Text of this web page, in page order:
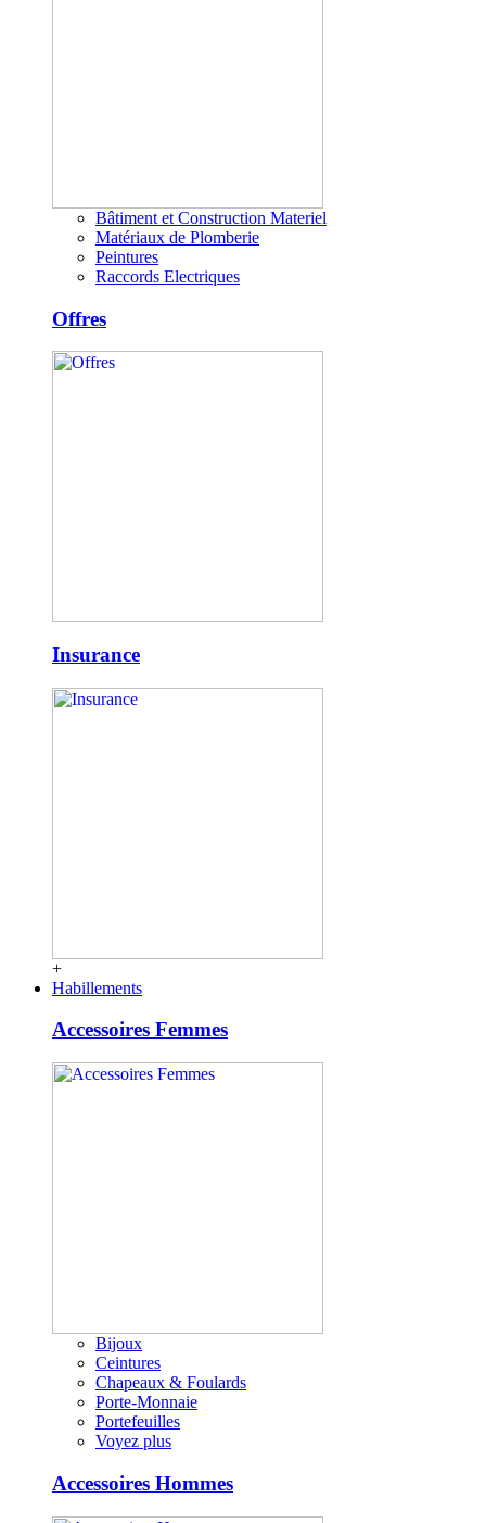
Bâtiment et Construction Materiel
Matériaux de Plomberie
Peintures
Raccords Electriques
Offres
Insurance
+
Habillements
Accessoires Femmes
Bijoux
Ceintures
Chapeaux & Foulards
Porte-Monnaie
Portefeuilles
Voyez plus
Accessoires Hommes